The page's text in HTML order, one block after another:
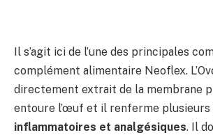
Il s’agit ici de l’une des principales
complément alimentaire Neoflex.
directement extrait de la membrane
entoure l’œuf et il renferme plusieurs
inflammatoires et analgésiques. Il